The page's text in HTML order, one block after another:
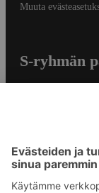
Muuta
S-ryhmän
S-ostoslista -
Prisma.fi
Sokos.fi